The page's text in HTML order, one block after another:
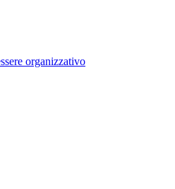
organizzativo